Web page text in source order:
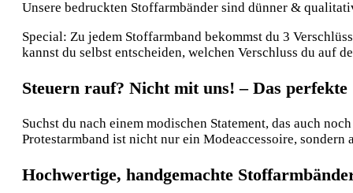
Unsere bedruckten Stoffarmbänder sind dünner &
Special: Zu jedem Stoffarmband bekommst du 3
kannst du selbst entscheiden, welchen Verschluss du auf
Steuern rauf? Nicht mit uns! – Das
Suchst du nach einem modischen Statement, das auch
Protestarmband ist nicht nur ein Modeaccessoire,
Hochwertige, handgemachte